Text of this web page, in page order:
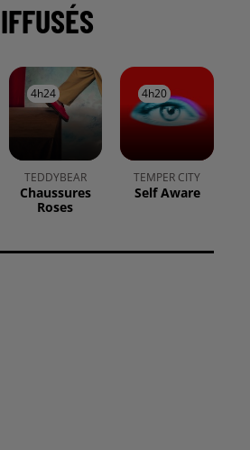
4h24
4h24
TEDDYBEAR
Chaussures
Roses
4h20
4h20
TEMPER CITY
Self Aware